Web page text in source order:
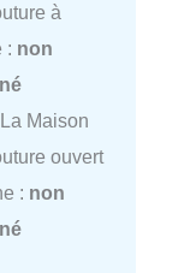
à
: non
Maison
ouvert
: non